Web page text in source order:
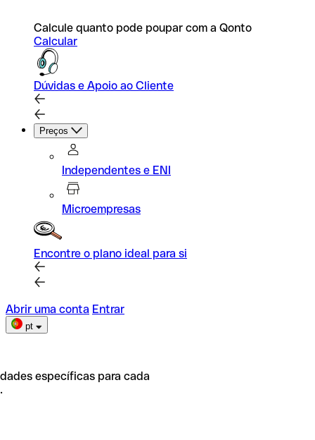
Calcule quanto pode poupar com a Qonto
Calcular
Dúvidas e Apoio ao Cliente
Preços
Independentes e ENI
Microempresas
Encontre o plano ideal para si
Abrir uma conta Entrar
pt
específicas para cada